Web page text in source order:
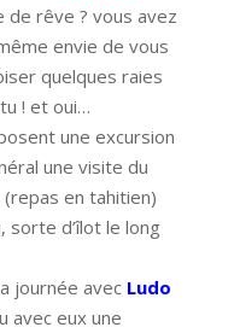
de rêve ? vous avez
envie de vous
quelques raies
! et oui…
une excursion
une visite du
(repas en tahitien)
sorte d’îlot le long
journée avec Ludo
avec eux une